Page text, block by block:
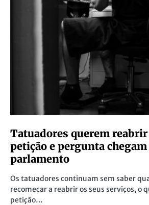
Tatuadores querem
petição e pergunta chegam
parlamento
Os tatuadores continuam sem saber
recomeçar a reabrir os seus serviços, o
petição…